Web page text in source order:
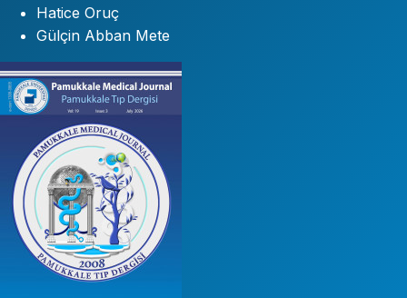
Hatice Oruç
Gülçin Abban Mete